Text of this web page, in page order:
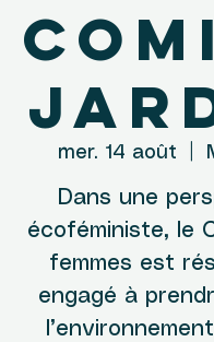
mer. 14 août
Dans une
écoféministe, le
femmes est
engagé à